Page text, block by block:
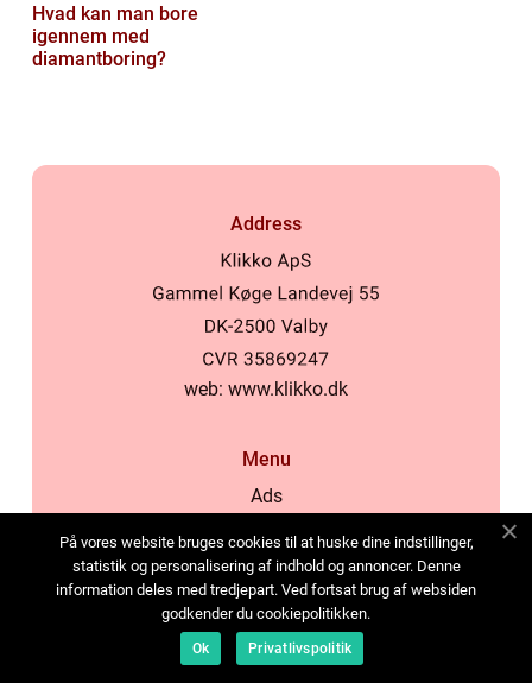
Hvad kan man bore
igennem med
diamantboring?
Address
web: www.klikko.dk
Menu
Ads
Cookies
Contact
Sitemap
På vores website bruges cookies til at huske dine indstillinger,
statistik og personalisering af indhold og annoncer. Denne
information deles med tredjepart. Ved fortsat brug af websiden
godkender du cookiepolitikken.
Ok Privatlivspolitik